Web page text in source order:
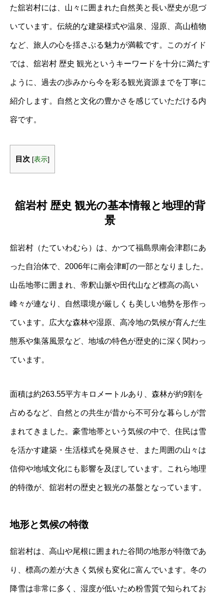
た舘岩村には、山々に囲まれた自然美と長い歴史が息づ
いています。伝統的な建築様式や温泉、湿原、高山植物
など、旅人の心を揺さぶる魅力が満載です。このガイド
では、舘岩村 歴史 観光というキーワードを十分に満たす
ように、過去の歩みから今を彩る観光資源までを丁寧に
紹介します。自然と文化の豊かさを感じていただける内
容です。
目次 [表示]
舘岩村 歴史 観光の基本情報と地理的背
景
舘岩村（たていわむら）は、かつて福島県南会津郡にあ
った自治体で、2006年に南会津町の一部となりました。
山岳地帯に囲まれ、帝釈山脈や田代山など標高の高い
峰々が連なり、自然環境が厳しくも美しい地勢を形作っ
ています。広大な森林や湿原、高冷地の気候が育んだ生
態系や集落風景など、地域の特色が歴史的に深く関わっ
ています。
面積は約263.55平方キロメートルあり、森林が約9割を
占めるなど、自然との共生が昔から不可分な暮らしが営
まれてきました。豪雪地帯という気候の中で、住民は雪
を活かす建築・生活様式を発展させ、また周囲の山々は
信仰や地域文化にも影響を及ぼしています。これら地理
的特徴が、舘岩村の歴史と観光の基盤となっています。
地形と気候の特徴
舘岩村は、高山や尾根に囲まれた谷間の地形が特徴であ
り、標高の差が大きく気候も変化に富んでいます。冬の
降雪は非常に多く、湿度が低いため粉雪質で知られてお